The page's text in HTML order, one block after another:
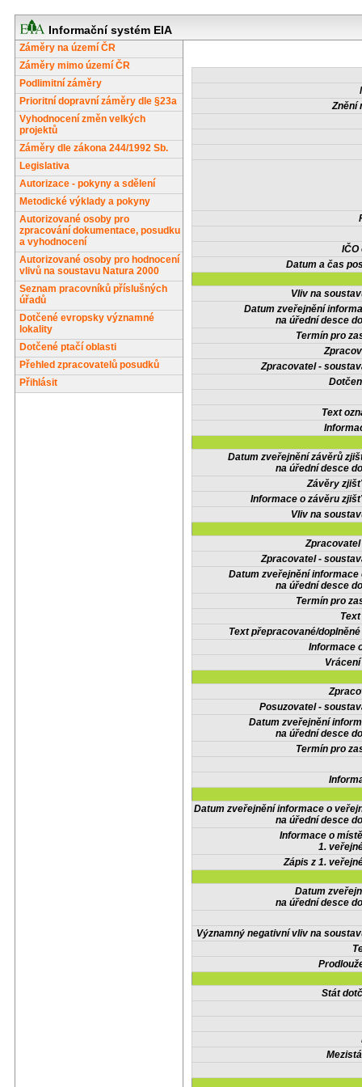
Informační systém EIA
Záměry na území ČR
Záměry mimo území ČR
Podlimitní záměry
Prioritní dopravní záměry dle §23a
Vyhodnocení změn velkých
projektů
Záměry dle zákona 244/1992 Sb.
Legislativa
Autorizace - pokyny a sdělení
Metodické výklady a pokyny
Autorizované osoby pro
zpracování dokumentace, posudku
a vyhodnocení
Autorizované osoby pro hodnocení
vlivů na soustavu Natura 2000
Seznam pracovníků příslušných
úřadů
Dotčené evropsky významné
lokality
Dotčené ptačí oblasti
Přehled zpracovatelů posudků
Přihlásit
Znění
IČO
Datum a čas
Vliv na
Datum zveřejnění
na úřední desce
Termín pro
Zpracovatel -
Text
Datum zveřejnění závěrů
na úřední desce
Závěry
Informace o závěru
Vliv na
Zpracovatel -
Datum zveřejnění informace
na úřední desce
Termín pro
Text přepracované/
Informace
Posuzovatel -
Datum zveřejnění
na úřední desce
Termín pro
Datum zveřejnění informace o
na úřední desce
Informace o
1.
Zápis z 1.
Datum
na úřední desce
Významný negativní vliv na
Stát